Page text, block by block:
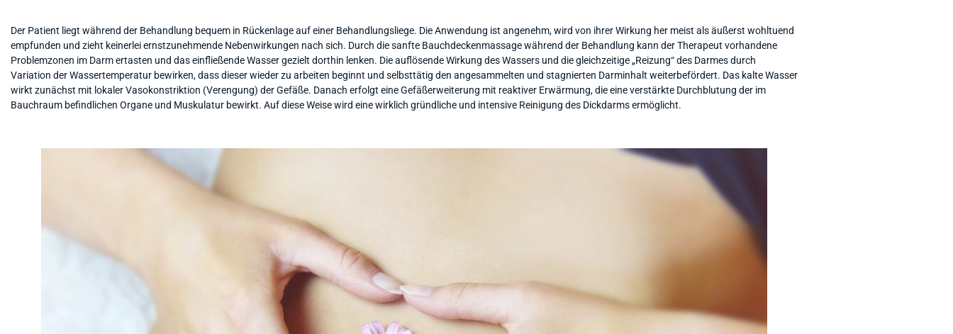
Der Patient liegt während der Behandlung bequem in Rückenlage auf einer Behandlungsliege. Die Anwendung ist angenehm, wird von ihrer Wirkung her meist als äußerst wohltuend
empfunden und zieht keinerlei ernstzunehmende Nebenwirkungen nach sich. Durch die sanfte Bauchdeckenmassage während der Behandlung kann der Therapeut vorhandene
Problemzonen im Darm ertasten und das einfließende Wasser gezielt dorthin lenken. Die auflösende Wirkung des Wassers und die gleichzeitige „Reizung“ des Darmes durch
Variation der Wassertemperatur bewirken, dass dieser wieder zu arbeiten beginnt und selbsttätig den angesammelten und stagnierten Darminhalt weiterbefördert. Das kalte Wasser
wirkt zunächst mit lokaler Vasokonstriktion (Verengung) der Gefäße. Danach erfolgt eine Gefäßerweiterung mit reaktiver Erwärmung, die eine verstärkte Durchblutung der im
Bauchraum befindlichen Organe und Muskulatur bewirkt. Auf diese Weise wird eine wirklich gründliche und intensive Reinigung des Dickdarms ermöglicht.